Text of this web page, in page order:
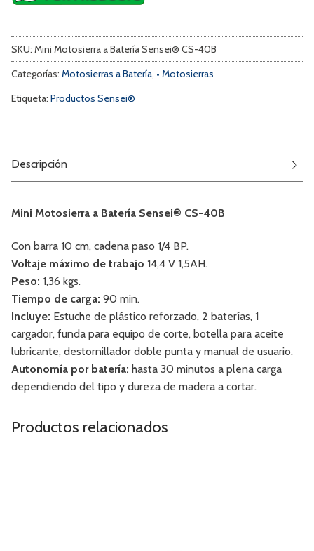
SKU: Mini Motosierra a Batería Sensei® CS-40B
Categorías: Motosierras a Batería, • Motosierras
Etiqueta: Productos Sensei®
Descripción
Mini Motosierra a Batería Sensei® CS-40B
Con barra 10 cm, cadena paso 1/4 BP.
Voltaje máximo de trabajo 14,4 V 1,5AH.
Peso: 1,36 kgs.
Tiempo de carga: 90 min.
Incluye: Estuche de plástico reforzado, 2 baterías, 1
cargador, funda para equipo de corte, botella para aceite
lubricante, destornillador doble punta y manual de usuario.
Autonomía por batería: hasta 30 minutos a plena carga
dependiendo del tipo y dureza de madera a cortar.
Productos relacionados